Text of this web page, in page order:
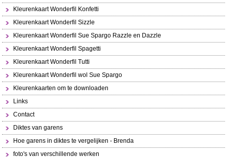
Kleurenkaart Wonderfil Konfetti
Kleurenkaart Wonderfil Sizzle
Kleurenkaart Wonderfil Sue Spargo Razzle en Dazzle
Kleurenkaart Wonderfil Spagetti
Kleurenkaart Wonderfil Tutti
Kleurenkaart Wonderfil wol Sue Spargo
Kleurenkaarten om te downloaden
Links
Contact
Diktes van garens
Hoe garens in diktes te vergelijken - Brenda
foto's van verschillende werken